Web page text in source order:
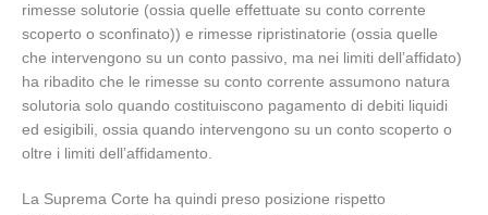
rimesse solutorie (ossia quelle effettuate su conto corrente
scoperto o sconfinato)) e rimesse ripristinatorie (ossia quelle
che intervengono su un conto passivo, ma nei limiti dell’affidato)
ha ribadito che le rimesse su conto corrente assumono natura
solutoria solo quando costituiscono pagamento di debiti liquidi
ed esigibili, ossia quando intervengono su un conto scoperto o
oltre i limiti dell’affidamento.
La Suprema Corte ha quindi preso posizione rispetto